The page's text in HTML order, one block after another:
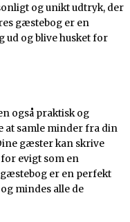
og unikt udtryk, der
gæstebog er en
ud og blive husket for
også praktisk og
at samle minder fra din
gæster kan skrive
evigt som en
er en perfekt
mindes alle de